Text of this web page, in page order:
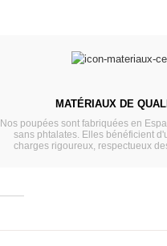
MATÉRIAUX DE
Nos poupées sont fabriquées en
sans phtalates. Elles bénéficient
charges rigoureux, respectueux